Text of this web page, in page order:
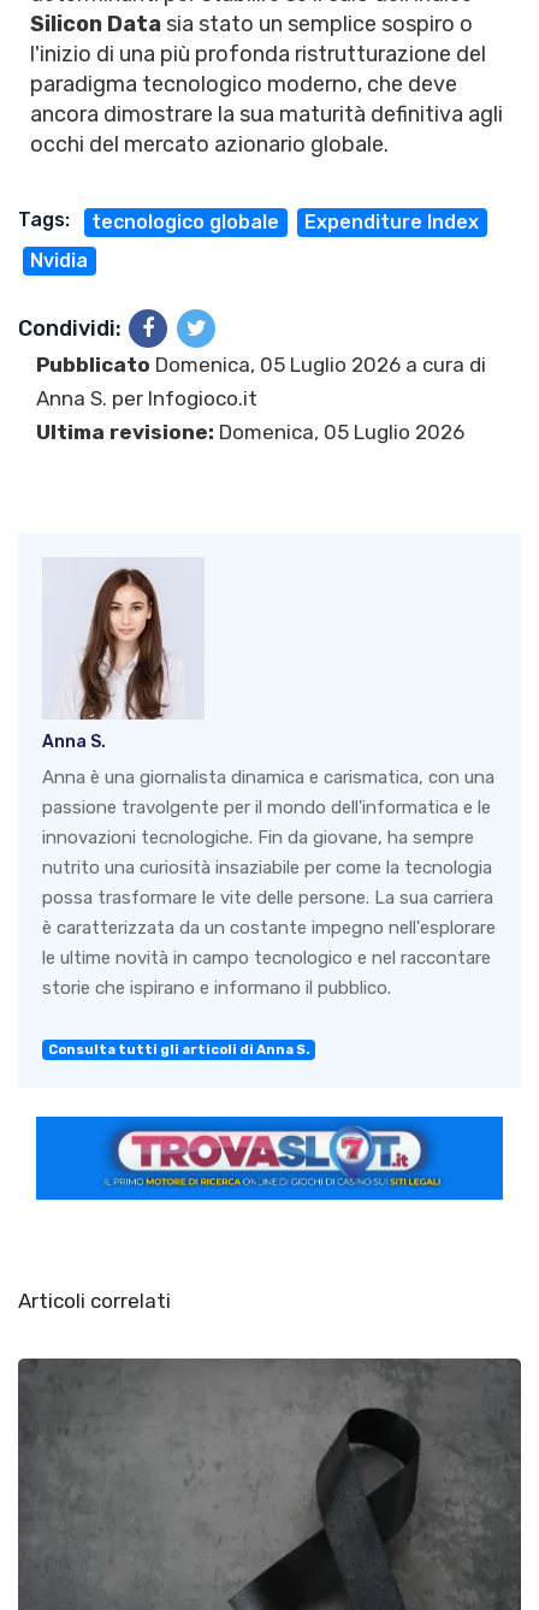
Silicon Data sia stato un semplice sospiro o
l'inizio di una più profonda ristrutturazione del
paradigma tecnologico moderno, che deve
ancora dimostrare la sua maturità definitiva agli
occhi del mercato azionario globale.
Tags: tecnologico globale
Expenditure Index
Nvidia
Condividi:
Pubblicato Domenica, 05 Luglio 2026 a cura di
Anna S. per Infogioco.it
Ultima revisione: Domenica, 05 Luglio 2026
Anna S.
Anna è una giornalista dinamica e carismatica, con una
passione travolgente per il mondo dell'informatica e le
innovazioni tecnologiche. Fin da giovane, ha sempre
nutrito una curiosità insaziabile per come la tecnologia
possa trasformare le vite delle persone. La sua carriera
è caratterizzata da un costante impegno nell'esplorare
le ultime novità in campo tecnologico e nel raccontare
storie che ispirano e informano il pubblico.
Consulta tutti gli articoli di Anna S.
Articoli correlati